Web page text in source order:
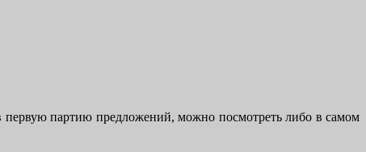
первую партию предложений, можно посмотреть либо в самом